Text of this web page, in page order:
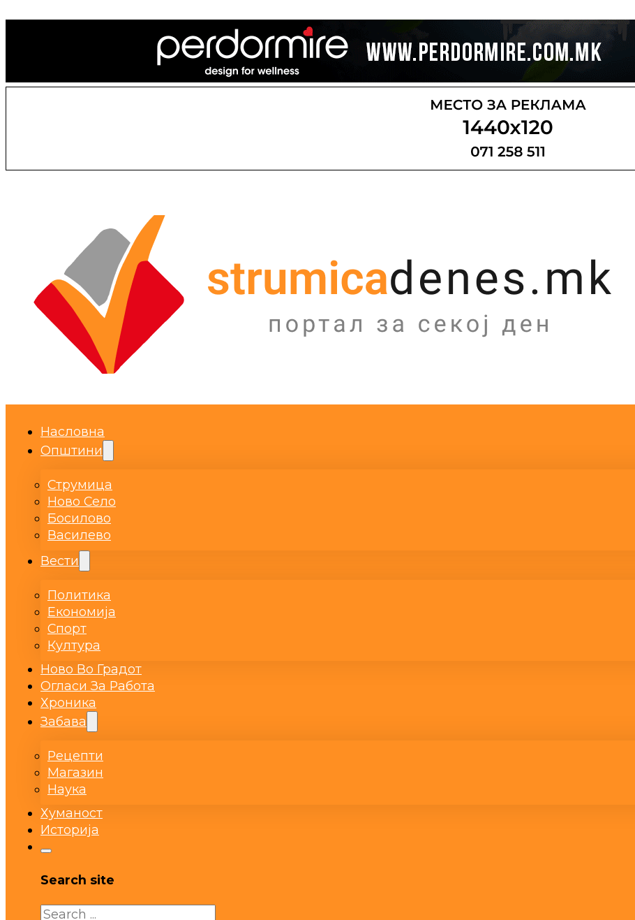
Насловна
Општини
Струмица
Ново Село
Босилово
Василево
Вести
Политика
Економија
Спорт
Култура
Ново Во Градот
Огласи За Работа
Хроника
Забава
Рецепти
Магазин
Наука
Хуманост
Историја
Search site
Search